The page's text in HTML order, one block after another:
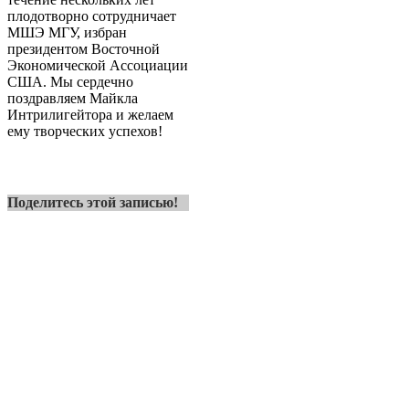
плодотворно сотрудничает
МШЭ МГУ, избран
президентом Восточной
Экономической Ассоциации
США. Мы сердечно
поздравляем Майкла
Интрилигейтора и желаем
ему творческих успехов!
Поделитесь этой записью!